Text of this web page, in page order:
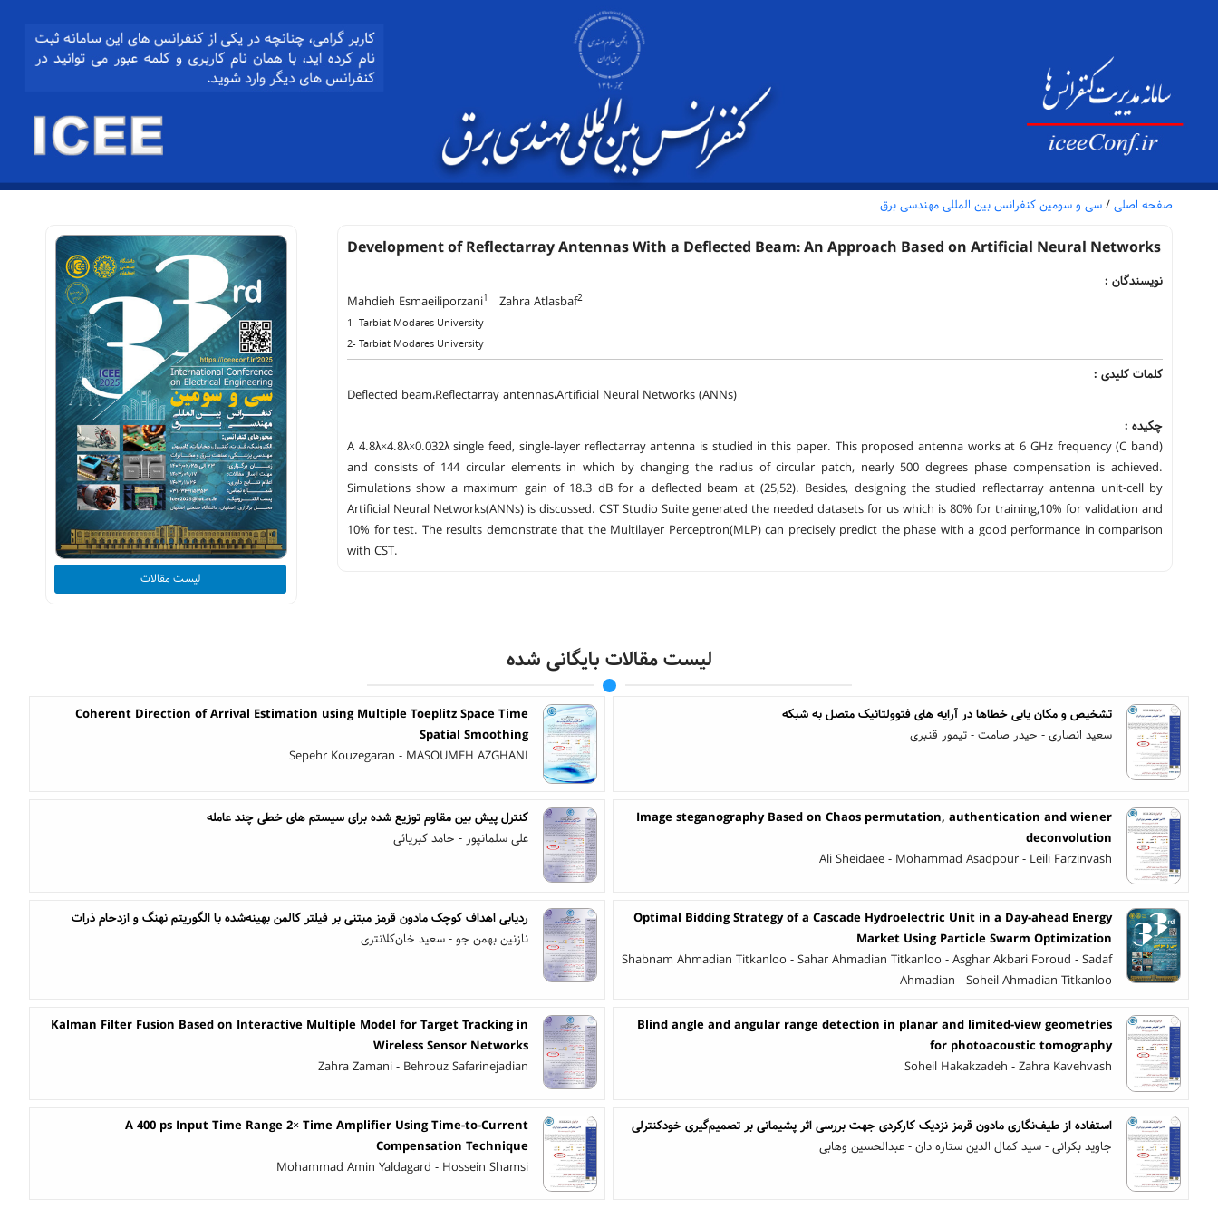
صفحه اصلی / سی و سومین کنفرانس بین المللی مهندسی برق
Development of Reflectarray Antennas With a Deflected Beam: An Approach Based on Artificial Neural Networks
نویسندگان :
Mahdieh Esmaeiliporzani1 Zahra Atlasbaf2
1- Tarbiat Modares University
2- Tarbiat Modares University
کلمات کلیدی :
Deflected beam،Reflectarray antennas،Artificial Neural Networks (ANNs)
چکیده :
A 4.8λ×4.8λ×0.032λ single feed, single-layer reflectarray antenna is studied in this paper. This proposed antenna works at 6 GHz frequency (C band)
and consists of 144 circular elements in which by changing the radius of circular patch, nearly 500 degrees phase compensation is achieved.
Simulations show a maximum gain of 18.3 dB for a deflected beam at (25,52). Besides, designing the studied reflectarray antenna unit-cell by
Artificial Neural Networks(ANNs) is discussed. CST Studio Suite generated the needed datasets for us which is 80% for training,10% for validation and
10% for test. The results demonstrate that the Multilayer Perceptron(MLP) can precisely predict the phase with a good performance in comparison
with CST.
لیست مقالات
لیست مقالات بایگانی شده
تشخیص و مکان یابی خطاها در آرایه های فتوولتائیک متصل به شبکه
سعید انصاری - حیدر صامت - تیمور قنبری
Coherent Direction of Arrival Estimation using Multiple Toeplitz Space Time
Spatial Smoothing
Sepehr Kouzegaran - MASOUMEH AZGHANI
Image steganography Based on Chaos permutation, authentication and wiener
deconvolution
Ali Sheidaee - Mohammad Asadpour - Leili Farzinvash
کنترل پیش بین مقاوم توزیع شده برای سیستم های خطی چند عامله
علی سلمانپور - حامد کبریائی
Optimal Bidding Strategy of a Cascade Hydroelectric Unit in a Day-ahead Energy
Market Using Particle Swarm Optimization
Shabnam Ahmadian Titkanloo - Sahar Ahmadian Titkanloo - Asghar Akbari Foroud - Sadaf
Ahmadian - Soheil Ahmadian Titkanloo
ردیابی اهداف کوچک مادون قرمز مبتنی بر فیلتر کالمن بهینه‌شده با الگوریتم نهنگ و ازدحام ذرات
نازنین بهمن جو - سعید خان‌کلانتری
Blind angle and angular range detection in planar and limited-view geometries
for photoacoustic tomography
Soheil Hakakzadeh - Zahra Kavehvash
Kalman Filter Fusion Based on Interactive Multiple Model for Target Tracking in
Wireless Sensor Networks
Zahra Zamani - Behrouz Safarinejadian
استفاده از طیف‌نگاری مادون قرمز نزدیک کارکردی جهت بررسی اثر پشیمانی بر تصمیم‌گیری خودکنترلی
جاوید بکرانی - سید کمال الدین ستاره دان - عبدالحسین وهابی
A 400 ps Input Time Range 2× Time Amplifier Using Time-to-Current
Compensation Technique
Mohammad Amin Yaldagard - Hossein Shamsi